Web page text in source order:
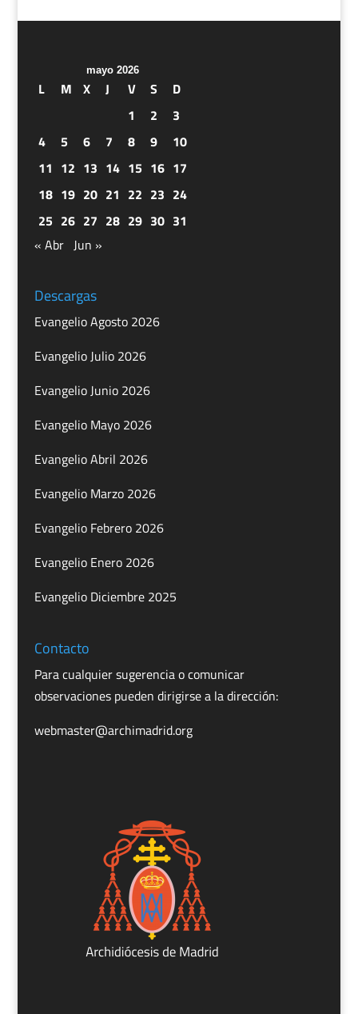
mayo 2026
L M X J V S
D
1
2
3
4
5 6 7 8 9
10
11 12 13 14 15 16 17
18 19 20 21 22 23 24
25 26 27 28 29 30 31
« Abr Jun »
Descargas
Evangelio Agosto 2026
Evangelio Julio 2026
Evangelio Junio 2026
Evangelio Mayo 2026
Evangelio Abril 2026
Evangelio Marzo 2026
Evangelio Febrero 2026
Evangelio Enero 2026
Evangelio Diciembre 2025
Contacto
Para cualquier sugerencia o comunicar
observaciones pueden dirigirse a la dirección:
webmaster@archimadrid.org